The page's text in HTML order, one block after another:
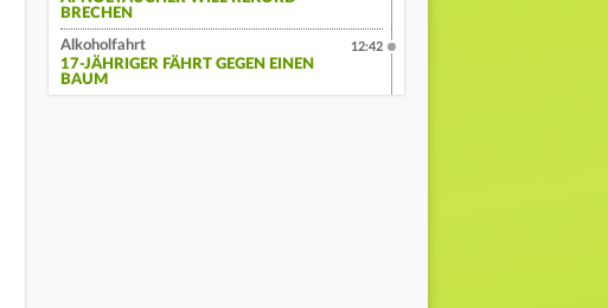
BRECHEN
Alkoholfahrt
17-JÄHRIGER FÄHRT GEGEN EINEN
BAUM
12:42